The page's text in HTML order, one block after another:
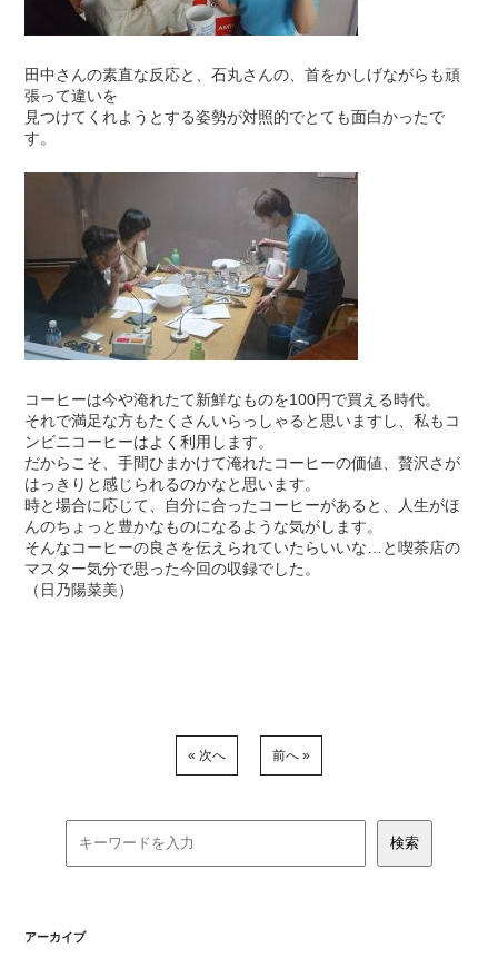
田中さんの素直な反応と、石丸さんの、首をかしげながらも頑
張って違いを
見つけてくれようとする姿勢が対照的でとても面白かったで
す。
コーヒーは今や淹れたて新鮮なものを100円で買える時代。
それで満足な方もたくさんいらっしゃると思いますし、私もコ
ンビニコーヒーはよく利用します。
だからこそ、手間ひまかけて淹れたコーヒーの価値、贅沢さが
はっきりと感じられるのかなと思います。
時と場合に応じて、自分に合ったコーヒーがあると、人生がほ
んのちょっと豊かなものになるような気がします。
そんなコーヒーの良さを伝えられていたらいいな…と喫茶店の
マスター気分で思った今回の収録でした。
（日乃陽菜美）
« 次へ 前へ »
アーカイブ